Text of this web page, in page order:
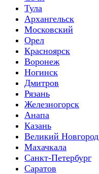
Тула
Архангельск
Московский
Орел
Красноярск
Воронеж
Ногинск
Дмитров
Рязань
Железногорск
Анапа
Казань
Великий Новгород
Махачкала
Санкт-Петербург
Саратов